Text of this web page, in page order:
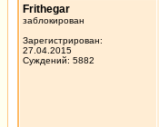
Frithegar
заблокирован
Зарегистрирован:
27.04.2015
Суждений: 5882